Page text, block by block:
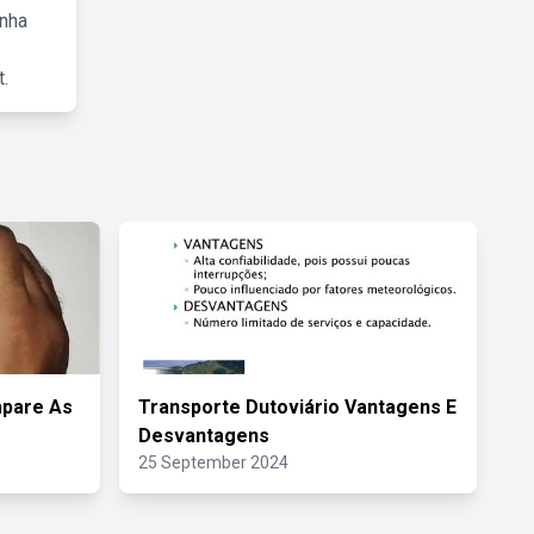
As
Transporte Dutoviário Vantagens E
Desvantagens
25 September 2024